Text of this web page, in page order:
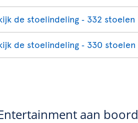
de stoelindeling ‐ 332 stoelen
de stoelindeling ‐ 330 stoelen
aan boord